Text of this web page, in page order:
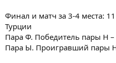
Финал и матч за 3-4 места:
Турции
Пара Ф. Победитель пары Н
Пара Ы. Проигравший пары